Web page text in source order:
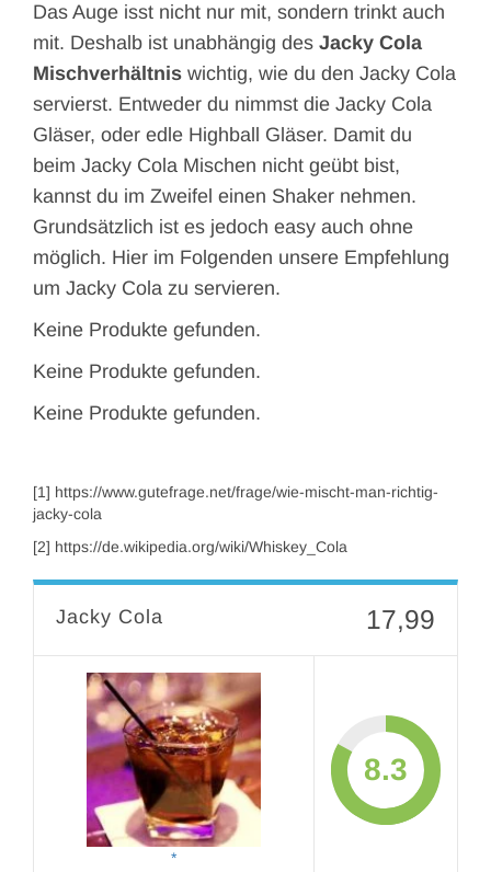
Das Auge isst nicht nur mit, sondern trinkt auch
mit. Deshalb ist unabhängig des Jacky Cola
Mischverhältnis wichtig, wie du den Jacky Cola
servierst. Entweder du nimmst die Jacky Cola
Gläser, oder edle Highball Gläser. Damit du
beim Jacky Cola Mischen nicht geübt bist,
kannst du im Zweifel einen Shaker nehmen.
Grundsätzlich ist es jedoch easy auch ohne
möglich. Hier im Folgenden unsere Empfehlung
um Jacky Cola zu servieren.
Keine Produkte gefunden.
Keine Produkte gefunden.
Keine Produkte gefunden.
[1] https://www.gutefrage.net/frage/wie-mischt-man-richtig-
jacky-cola
[2] https://de.wikipedia.org/wiki/Whiskey_Cola
Jacky Cola 17,99
8.3